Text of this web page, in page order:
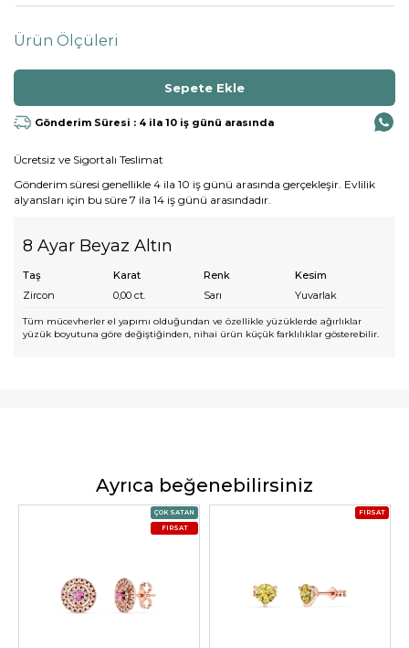
Ürün Ölçüleri
Gönderim Süresi : 4 ila 10 iş günü arasında
Ücretsiz ve Sigortalı Teslimat
Gönderim süresi genellikle 4 ila 10 iş günü arasında gerçekleşir. Evlilik
alyansları için bu süre 7 ila 14 iş günü arasındadır.
8 Ayar Beyaz Altın
Taş Karat Renk
Kesim
Zircon
0,00 ct. Sarı Yuvarlak
Tüm mücevherler el yapımı olduğundan ve özellikle yüzüklerde ağırlıklar
yüzük boyutuna göre değiştiğinden, nihai ürün küçük farklılıklar gösterebilir.
Ayrıca beğenebilirsiniz
ÇOK SATAN
FIRSAT
FIRSAT